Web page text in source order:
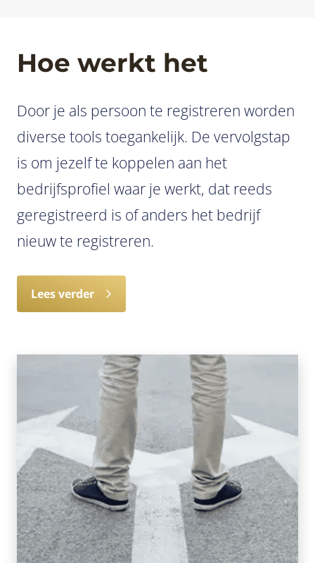
Hoe werkt het
Door je als persoon te registreren worden
diverse tools toegankelijk. De vervolgstap
is om jezelf te koppelen aan het
bedrijfsprofiel waar je werkt, dat reeds
geregistreerd is of anders het bedrijf
nieuw te registreren.
Lees verder